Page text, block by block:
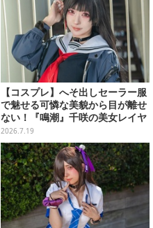
【コスプレ】へそ出しセーラー服
で魅せる可憐な美貌から目が離せ
ない！『鳴潮』千咲の美女レイヤ
ーは印象的な瞳も美しい【写真9
枚】
2026.7.19